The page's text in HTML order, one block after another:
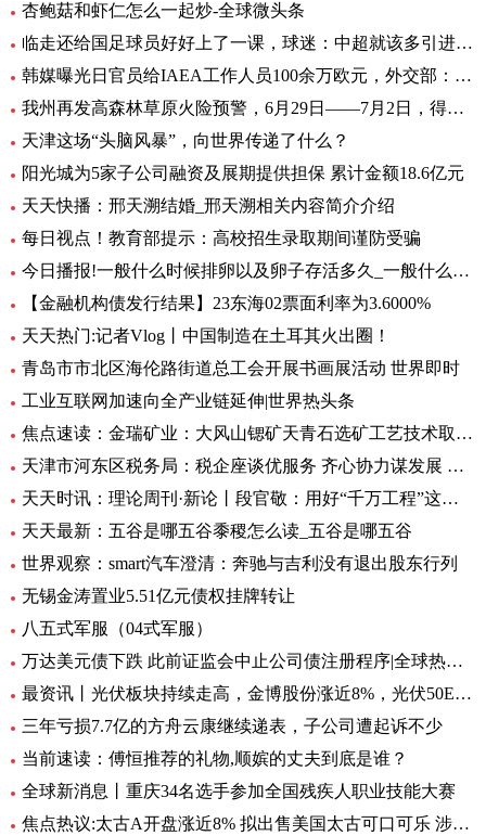
杏鲍菇和虾仁怎么一起炒-全球微头条
临走还给国足球员好好上了一课，球迷：中超就该多引进这样的外援
韩媒曝光日官员给IAEA工作人员100余万欧元，外交部：日政府有责任作出解释 环球热文
我州再发高森林草原火险预警，6月29日——7月2日，得荣县为黄色预警区域
天津这场“头脑风暴”，向世界传递了什么？
阳光城为5家子公司融资及展期提供担保 累计金额18.6亿元
天天快播：邢天溯结婚_邢天溯相关内容简介介绍
每日视点！教育部提示：高校招生录取期间谨防受骗
今日播报!一般什么时候排卵以及卵子存活多久_一般什么时候排卵
【金融机构债发行结果】23东海02票面利率为3.6000%
天天热门:记者Vlog丨中国制造在土耳其火出圈！
青岛市市北区海伦路街道总工会开展书画展活动 世界即时
工业互联网加速向全产业链延伸|世界热头条
焦点速读：金瑞矿业：大风山锶矿天青石选矿工艺技术取得重大进展
天津市河东区税务局：税企座谈优服务 齐心协力谋发展 全球微头条
天天时讯：理论周刊·新论丨段官敬：用好“千万工程”这个乡村振兴“金钥匙”
天天最新：五谷是哪五谷黍稷怎么读_五谷是哪五谷
世界观察：smart汽车澄清：奔驰与吉利没有退出股东行列
无锡金涛置业5.51亿元债权挂牌转让
八五式军服（04式军服）
万达美元债下跌 此前证监会中止公司债注册程序|全球热资讯
最资讯丨光伏板块持续走高，金博股份涨近8%，光伏50ETF（516880）6月8日来累计反弹近10%丨ETF观察
三年亏损7.7亿的方舟云康继续递表，子公司遭起诉不少
当前速读：傅恒推荐的礼物,顺嫔的丈夫到底是谁？
全球新消息丨重庆34名选手参加全国残疾人职业技能大赛
焦点热议:太古A开盘涨近8% 拟出售美国太古可口可乐 涉资304亿港元